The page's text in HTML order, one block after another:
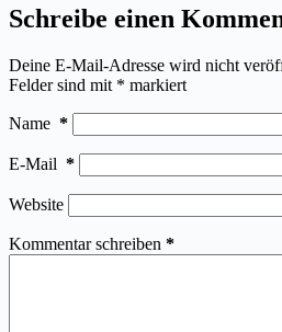
Schreibe einen
Deine E-Mail-Adresse wird nicht
Felder sind mit * markiert
Name *
E-Mail *
Website
Kommentar schreiben *